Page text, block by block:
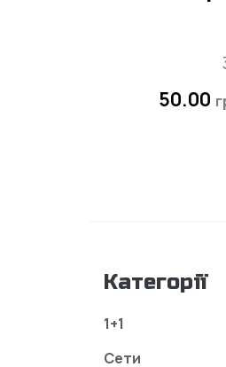
50.00
Категорії
1+1
Сети